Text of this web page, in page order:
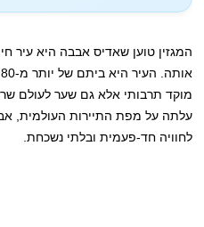
המגזין טוען שאדיס אבבה היא עיר
מוקד תרבותי אלא גם שער לעולם
עלתה על מפת התיירות העולמית,
לחוויה חד-פעמית ובלתי נשכחת.